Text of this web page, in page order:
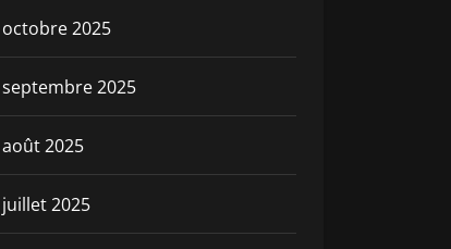
octobre 2025
septembre 2025
août 2025
juillet 2025